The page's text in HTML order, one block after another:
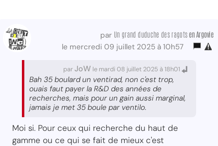
par Un grand duduche des ragots en Argovie
le mercredi 09 juillet 2025 à 10h57
parJoW le mardi 08 juillet 2025 à 18h01
Bah 35 boulard un ventirad, non c'est trop,
ouais faut payer la R&D des années de
recherches, mais pour un gain aussi marginal,
jamais je met 35 boule par ventilo.
Moi si. Pour ceux qui recherche du haut de
gamme ou ce qui se fait de mieux c'est